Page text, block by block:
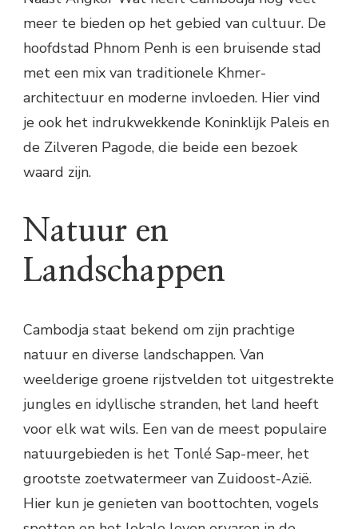
meer te bieden op het gebied van cultuur. De
hoofdstad Phnom Penh is een bruisende stad
met een mix van traditionele Khmer-
architectuur en moderne invloeden. Hier vind
je ook het indrukwekkende Koninklijk Paleis en
de Zilveren Pagode, die beide een bezoek
waard zijn.
Natuur en
Landschappen
Cambodja staat bekend om zijn prachtige
natuur en diverse landschappen. Van
weelderige groene rijstvelden tot uitgestrekte
jungles en idyllische stranden, het land heeft
voor elk wat wils. Een van de meest populaire
natuurgebieden is het Tonlé Sap-meer, het
grootste zoetwatermeer van Zuidoost-Azië.
Hier kun je genieten van boottochten, vogels